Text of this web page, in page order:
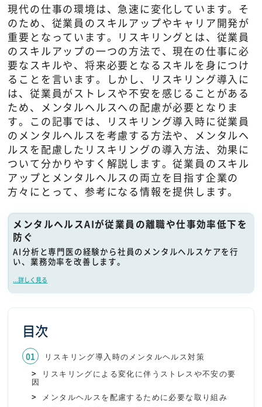
現代の仕事の環境は、急速に変化しています。そ
のため、従業員のスキルアップやキャリア開発が
重要となっています。リスキリングとは、従業員
のスキルアップの一つの方法で、現在の仕事に必
要なスキルや、将来必要となるスキルを身につけ
ることを言います。しかし、リスキリング導入に
は、従業員がストレスや不安を感じることがある
ため、メンタルヘルスへの配慮が必要となりま
す。この記事では、リスキリング導入時に従業員
のメンタルヘルスを考慮する方法や、メンタルヘ
ルスを配慮したリスキリングの導入方法、効果に
ついて分かりやすく解説します。従業員のスキル
アップとメンタルヘルスの両立を目指す企業の
方々にとって、参考になる情報を提供します。
メンタルヘルスAIが従業員の離職や仕事効率低下を
防ぐ
AI分析と専門医の経験から社員のメンタルヘルスケアを行
い、業務効率を改善します。
...詳しく見る
目次
リスキリング導入時のメンタルヘルス対策
リスキリングによる変化に伴うストレスや不安の要
因
メンタルヘルスを配慮するために必要な取り組み